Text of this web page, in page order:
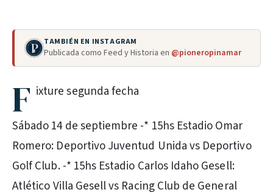
TAMBIÉN EN INSTAGRAM
Publicada como Feed y Historia en @pioneropinamar
F ixture segunda fecha
Sábado 14 de septiembre -* 15hs Estadio Omar
Romero: Deportivo Juventud Unida vs Deportivo
Golf Club. -* 15hs Estadio Carlos Idaho Gesell:
Atlético Villa Gesell vs Racing Club de General